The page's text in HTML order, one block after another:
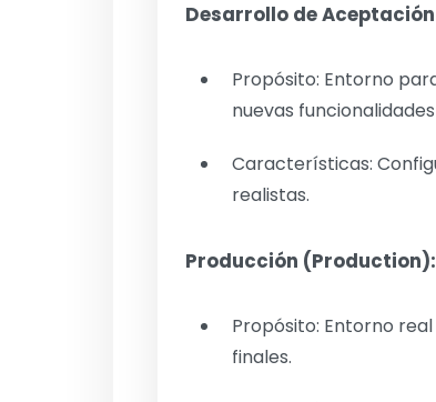
Desarrollo de
Propósito: Entorno
nuevas
Características:
realistas.
Producción (Production):
Propósito: Entorno
finales.